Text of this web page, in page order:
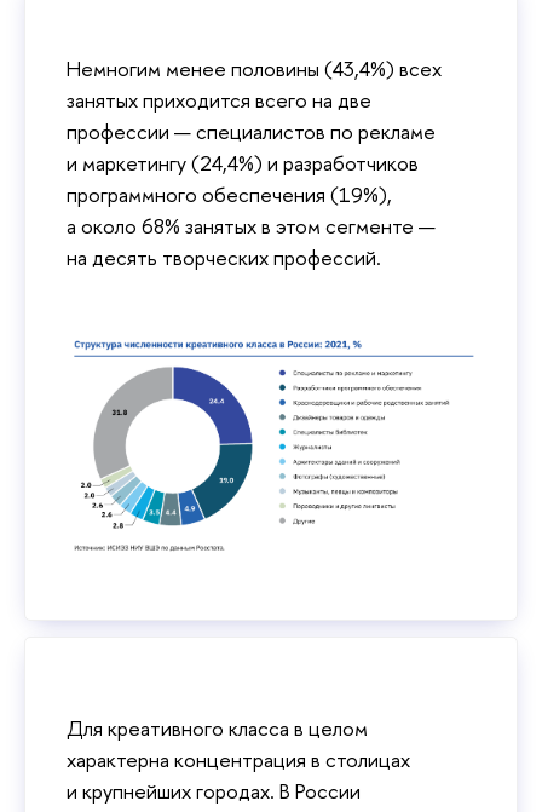
Немногим менее половины (43,4%) всех
занятых приходится всего на две
профессии — специалистов по рекламе
и маркетингу (24,4%) и разработчиков
программного обеспечения (19%),
а около 68% занятых в этом сегменте —
на десять творческих профессий.
Для креативного класса в целом
характерна концентрация в столицах
и крупнейших городах. В России